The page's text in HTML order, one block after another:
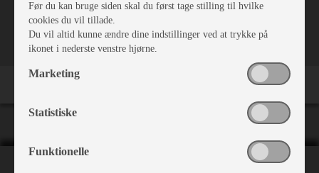
VÆRKSTED
Før du kan bruge siden skal du først tage stilling til hvilke
cookies du vil tillade.
Du vil altid kunne ændre dine indstillinger ved at trykke på
ikonet i nederste venstre hjørne.
Marketing
Statistiske
Funktionelle